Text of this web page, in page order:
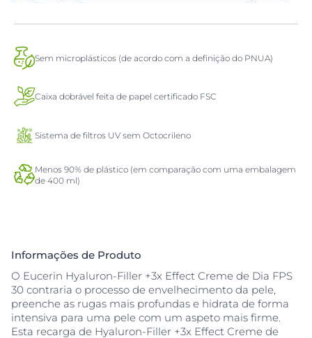
Sem microplásticos (de acordo com a definição do PNUA)
Caixa dobrável feita de papel certificado FSC
Sistema de filtros UV sem Octocrileno
Menos 90% de plástico (em comparação com uma embalagem
de 400 ml)
Informações de Produto
O Eucerin Hyaluron-Filler +3x Effect Creme de Dia FPS
30 contraria o processo de envelhecimento da pele,
preenche as rugas mais profundas e hidrata de forma
intensiva para uma pele com um aspeto mais firme.
Esta recarga de Hyaluron-Filler +3x Effect Creme de